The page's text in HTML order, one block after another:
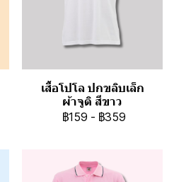
เสื้อโปโล ปกขลิบเล็ก
ผ้าจูติ สีขาว
฿159 - ฿359